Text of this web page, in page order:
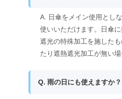
A. 日傘をメイン使用とし
使いいただけます。日傘
遮光の特殊加工を施した
たり遮熱遮光加工が無い
Q. 雨の日にも使えますか？